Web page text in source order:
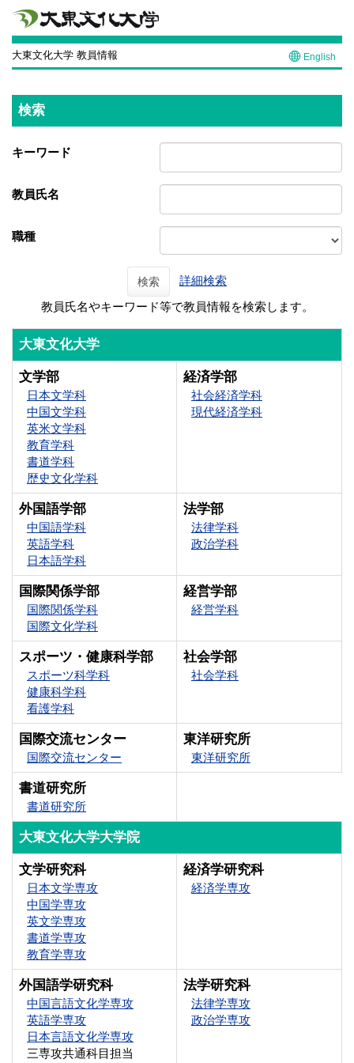
大東文化大学 教員情報 English
検索
キーワード
教員氏名
職種
検索
詳細検索
教員氏名やキーワード等で教員情報を検索します。
大東文化大学
文学部
日本文学科
中国文学科
英米文学科
教育学科
書道学科
歴史文化学科
経済学部
社会経済学科
現代経済学科
外国語学部
中国語学科
英語学科
日本語学科
法学部
法律学科
政治学科
国際関係学部
国際関係学科
国際文化学科
経営学部
経営学科
スポーツ・健康科学部
スポーツ科学科
健康科学科
看護学科
社会学部
社会学科
国際交流センター
国際交流センター
東洋研究所
東洋研究所
書道研究所
書道研究所
大東文化大学大学院
文学研究科
日本文学専攻
中国学専攻
英文学専攻
書道学専攻
教育学専攻
経済学研究科
経済学専攻
外国語学研究科
中国言語文化学専攻
英語学専攻
日本言語文化学専攻
三専攻共通科目担当
法学研究科
法律学専攻
政治学専攻